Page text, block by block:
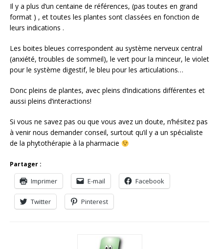
Il y a plus d’un centaine de références, (pas toutes en grand
format ) , et toutes les plantes sont classées en fonction de
leurs indications .
Les boites bleues correspondent au système nerveux central
(anxiété, troubles de sommeil), le vert pour la minceur, le violet
pour le système digestif, le bleu pour les articulations…
Donc pleins de plantes, avec pleins d’indications différentes et
aussi pleins d’interactions!
Si vous ne savez pas ou que vous avez un doute, n’hésitez pas
à venir nous demander conseil, surtout qu’il y a un spécialiste
de la phytothérapie à la pharmacie
Partager :
Imprimer E-mail Facebook
Twitter Pinterest